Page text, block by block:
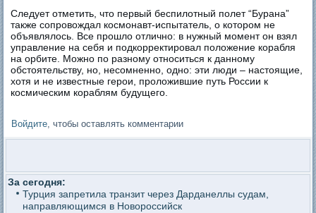
Следует отметить, что первый беспилотный полет “Бурана”
также сопровождал космонавт-испытатель, о котором не
объявлялось. Все прошло отлично: в нужный момент он взял
управление на себя и подкорректировал положение корабля
на орбите. Можно по разному относиться к данному
обстоятельству, но, несомненно, одно: эти люди – настоящие,
хотя и не известные герои, проложившие путь России к
космическим кораблям будущего.
Войдите , чтобы оставлять комментарии
За сегодня:
Турция запретила транзит через Дарданеллы судам,
направляющимся в Новороссийск